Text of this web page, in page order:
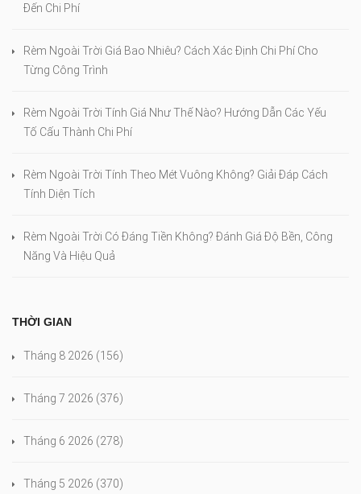
Đến Chi Phí
Rèm Ngoài Trời Giá Bao Nhiêu? Cách Xác Định Chi Phí Cho
Từng Công Trình
Rèm Ngoài Trời Tính Giá Như Thế Nào? Hướng Dẫn Các Yếu
Tố Cấu Thành Chi Phí
Rèm Ngoài Trời Tính Theo Mét Vuông Không? Giải Đáp Cách
Tính Diện Tích
Rèm Ngoài Trời Có Đáng Tiền Không? Đánh Giá Độ Bền, Công
Năng Và Hiệu Quả
THỜI GIAN
Tháng 8 2026 (156)
Tháng 7 2026 (376)
Tháng 6 2026 (278)
Tháng 5 2026 (370)